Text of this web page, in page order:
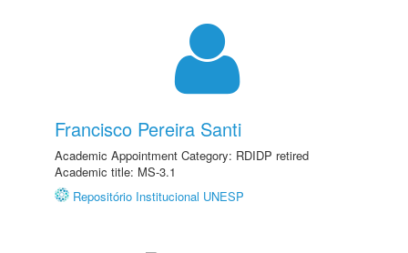
Francisco Pereira Santi
Academic Appointment Category: RDIDP retired
Academic title: MS-3.1
Repositório Institucional UNESP